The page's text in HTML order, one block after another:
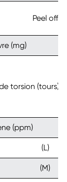
Peel off
(mg)
torsion (tours)
(ppm)
(L)
(M)